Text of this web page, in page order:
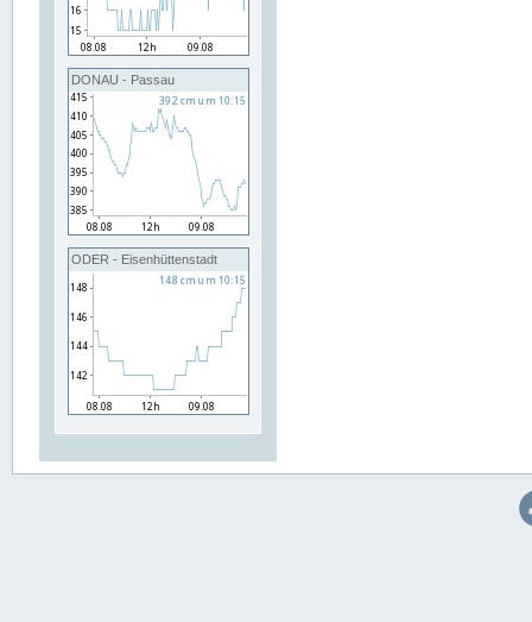
DONAU - Passau
ODER - Eisenhüttenstadt